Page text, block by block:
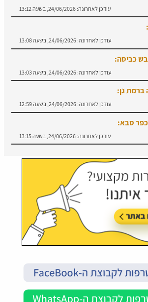
כביסה:
ברמת גן:
סבא: